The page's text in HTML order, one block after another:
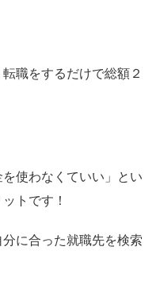
職をするだけで総額２
使わなくていい」とい
トです！
に合った就職先を検索